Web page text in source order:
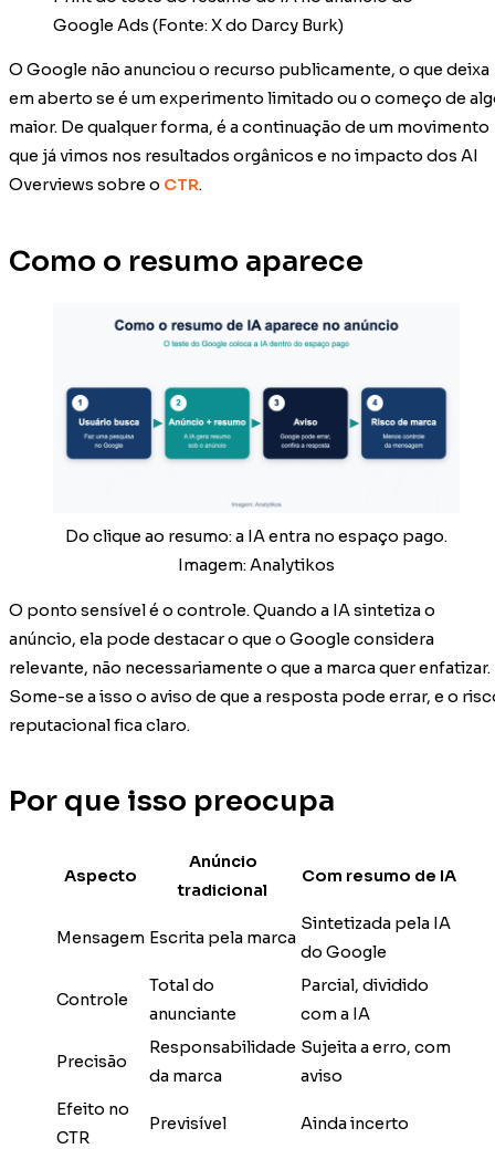
Google Ads (Fonte: X do Darcy Burk)
O Google não anunciou o recurso publicamente, o que deixa
em aberto se é um experimento limitado ou o começo de
maior. De qualquer forma, é a continuação de um movimento
que já vimos nos resultados orgânicos e no impacto dos AI
Overviews sobre o CTR.
Como o resumo aparece
Do clique ao resumo: a IA entra no espaço pago.
Imagem: Analytikos
O ponto sensível é o controle. Quando a IA sintetiza o
anúncio, ela pode destacar o que o Google considera
relevante, não necessariamente o que a marca quer enfatizar.
Some-se a isso o aviso de que a resposta pode errar, e o
reputacional fica claro.
Por que isso preocupa
Aspecto
Anúncio
tradicional
Com resumo de IA
Mensagem Escrita pela marca
Sintetizada pela IA
do Google
Controle
Total do
anunciante
Parcial, dividido
com a IA
Precisão
Responsabilidade
da marca
Sujeita a erro, com
aviso
Efeito no
CTR
Previsível Ainda incerto